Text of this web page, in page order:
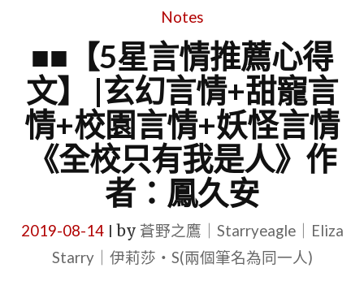
Notes
■■【5星言情推薦心得
文】 |玄幻言情+甜寵言
情+校園言情+妖怪言情
《全校只有我是人》作
者：鳳久安
2019-08-14| by 蒼野之鷹｜Starryeagle｜Eliza
Starry｜伊莉莎・S(兩個筆名為同一人)